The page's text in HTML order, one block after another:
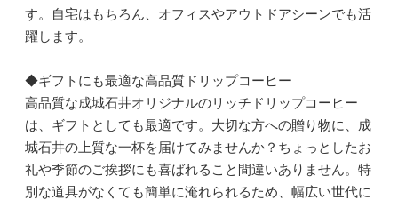
す。自宅はもちろん、オフィスやアウトドアシーンでも活
躍します。
◆ギフトにも最適な高品質ドリップコーヒー
高品質な成城石井オリジナルのリッチドリップコーヒー
は、ギフトとしても最適です。大切な方への贈り物に、成
城石井の上質な一杯を届けてみませんか？ちょっとしたお
礼や季節のご挨拶にも喜ばれること間違いありません。特
別な道具がなくても簡単に淹れられるため、幅広い世代に